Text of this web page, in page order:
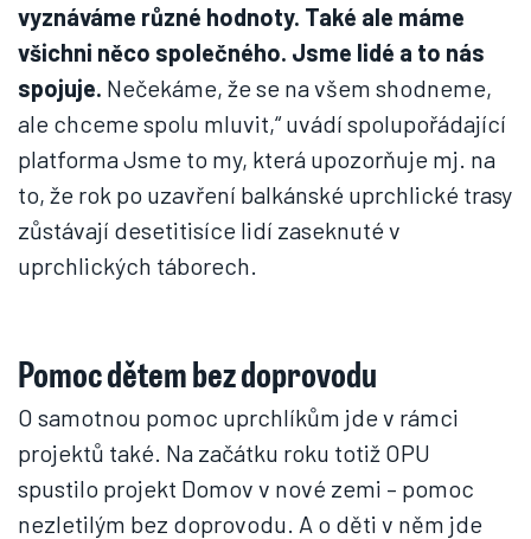
vyznáváme různé hodnoty. Také ale máme
všichni něco společného. Jsme lidé a to nás
spojuje. Nečekáme, že se na všem shodneme,
ale chceme spolu mluvit,“ uvádí spolupořádající
platforma Jsme to my, která upozorňuje mj. na
to, že rok po uzavření balkánské uprchlické trasy
zůstávají desetitisíce lidí zaseknuté v
uprchlických táborech.
Pomoc dětem bez doprovodu
O samotnou pomoc uprchlíkům jde v rámci
projektů také. Na začátku roku totiž OPU
spustilo projekt Domov v nové zemi – pomoc
nezletilým bez doprovodu. A o děti v něm jde